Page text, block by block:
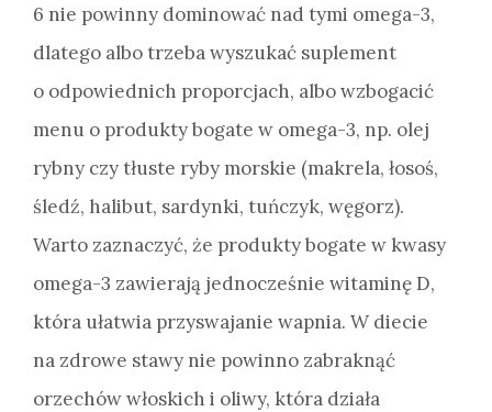
6 nie powinny dominować nad tymi omega-3,
dlatego albo trzeba wyszukać suplement
o odpowiednich proporcjach, albo wzbogacić
menu o produkty bogate w omega-3, np. olej
rybny czy tłuste ryby morskie (makrela, łosoś,
śledź, halibut, sardynki, tuńczyk, węgorz).
Warto zaznaczyć, że produkty bogate w kwasy
omega-3 zawierają jednocześnie witaminę D,
która ułatwia przyswajanie wapnia. W diecie
na zdrowe stawy nie powinno zabraknąć
orzechów włoskich i oliwy, która działa